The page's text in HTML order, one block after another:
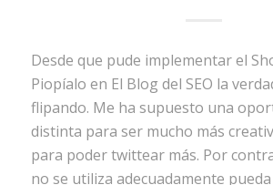
Desde que pude implementar el
Piopíalo en El Blog del SEO la
flipando. Me ha supuesto una
distinta para ser mucho más
para poder twittear más. Por
no se utiliza adecuadamente